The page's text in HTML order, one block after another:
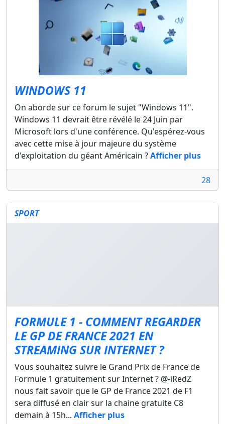
WINDOWS 11
On aborde sur ce forum le sujet "Windows 11".
Windows 11 devrait être révélé le 24 Juin par
Microsoft lors d'une conférence. Qu'espérez-vous
avec cette mise à jour majeure du système
d'exploitation du géant Américain ?Afficher plus
28
SPORT
FORMULE 1 - COMMENT REGARDER
LE GP DE FRANCE 2021 EN
STREAMING SUR INTERNET ?
Vous souhaitez suivre le Grand Prix de France de
Formule 1 gratuitement sur Internet ? @-iRedZ
nous fait savoir que le GP de France 2021 de F1
sera diffusé en clair sur la chaine gratuite C8
demain à 15h... Afficher plus